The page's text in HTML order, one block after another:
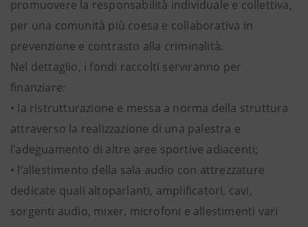
promuovere la responsabilità individuale e collettiva,
per una comunità più coesa e collaborativa in
prevenzione e contrasto alla criminalità.
Nel dettaglio, i fondi raccolti serviranno per
finanziare:
• la ristrutturazione e messa a norma della struttura
attraverso la realizzazione di una palestra e
l’adeguamento di altre aree sportive adiacenti;
• l’allestimento della sala audio con attrezzature
dedicate quali altoparlanti, amplificatori, cavi,
sorgenti audio, mixer, microfoni e allestimenti vari